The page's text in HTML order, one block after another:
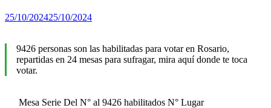
25/10/202425/10/2024
9426 personas son las habilitadas para votar en Rosario,
repartidas en 24 mesas para sufragar, mira aquí donde te toca
votar.
Mesa Serie Del N° al 9426 habilitados N° Lugar